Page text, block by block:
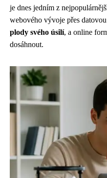
je dnes jedním z
webového vývoje přes
plody svého úsilí, a online
dosáhnout.